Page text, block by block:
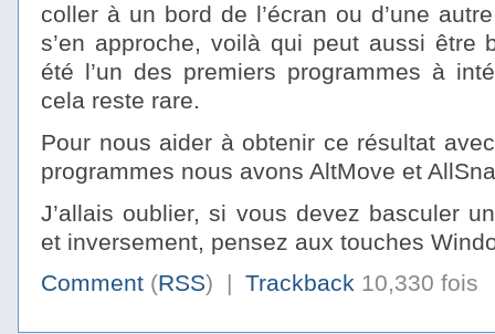
coller à un bord de l’écran ou d’une
s’en approche, voilà qui peut aussi être
été l’un des premiers programmes à
cela reste rare.
Pour nous aider à obtenir ce résultat
programmes nous avons AltMove et
J’allais oublier, si vous devez basculer
et inversement, pensez aux touches
Comment (RSS) | Trackback 10,330 fois